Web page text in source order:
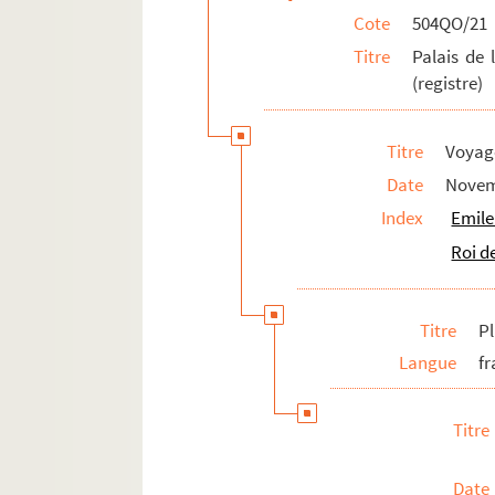
Dessert-souvenirs offerts aux diners
Cote
504QO/21
Titre
Palais de
(registre)
Titre
Date
Index
Roi
Titre
Langue
Titre
Date